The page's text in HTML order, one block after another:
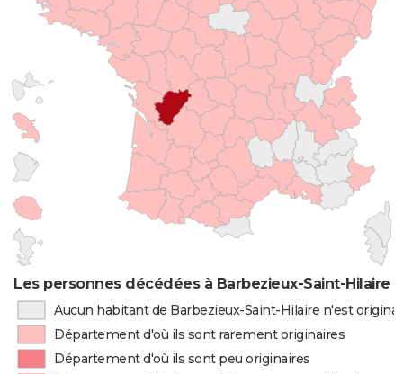
Les personnes décédées à Barbezieux-Saint-Hilaire
Aucun habitant de Barbezieux-Saint-Hilaire n'est
Département d'où ils sont rarement originaires
Département d'où ils sont peu originaires